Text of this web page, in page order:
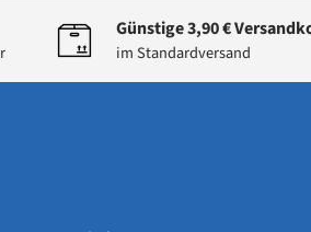
Günstige 3,90 €
im Standardversand